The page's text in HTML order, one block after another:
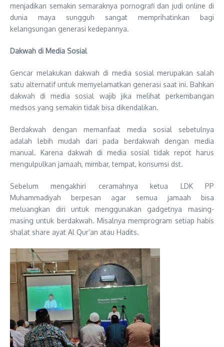
menjadikan semakin semaraknya pornografi dan judi online di
dunia maya sungguh sangat memprihatinkan bagi
kelangsungan generasi kedepannya.
Dakwah di Media Sosial
Gencar melakukan dakwah di media sosial merupakan salah
satu alternatif untuk memyelamatkan generasi saat ini. Bahkan
dakwah di media sosial wajib jika melihat perkembangan
medsos yang semakin tidak bisa dikendalikan.
Berdakwah dengan memanfaat media sosial sebetulnya
adalah lebih mudah dari pada berdakwah dengan media
manual. Karena dakwah di media sosial tidak repot harus
mengulpulkan jamaah, mimbar, tempat, konsumsi dst.
Sebelum mengakhiri ceramahnya ketua LDK PP
Muhammadiyah berpesan agar semua jamaah bisa
meluangkan diri untuk menggunakan gadgetnya masing-
masing untuk berdakwah. Misalnya memprogram setiap habis
shalat share ayat Al Qur’an atau Hadits.